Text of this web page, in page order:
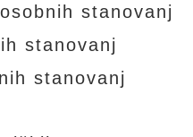
stanovanj
stanovanj
stanovanj